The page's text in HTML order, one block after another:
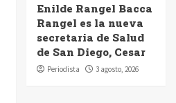
Enilde Rangel Bacca
Rangel es la nueva
secretaria de Salud
de San Diego, Cesar
Periodista 3 agosto, 2026